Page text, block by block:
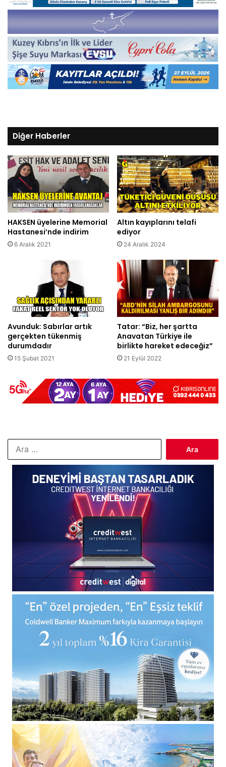
Diğer Haberler
HAKSEN üyelerine Memorial
Hastanesi’nde indirim
6 Aralık 2021
Altın kayıplarını telafi
ediyor
24 Aralık 2024
Avunduk: Sabırlar artık
gerçekten tükenmiş
durumdadır
15 Şubat 2021
Tatar: “Biz, her şartta
Anavatan Türkiye ile
birlikte hareket edeceğiz”
21 Eylül 2022